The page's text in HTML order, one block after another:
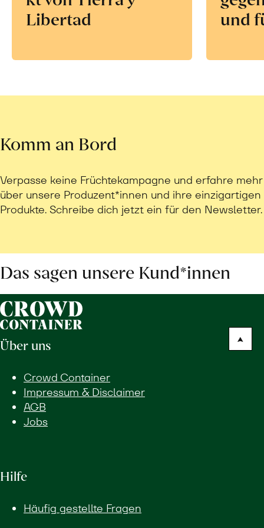
Libertad
und
Komm an Bord
Verpasse keine Früchtekampagne und erfahre mehr
über unsere Produzent*innen und ihre einzigartigen
Produkte. Schreibe dich jetzt ein für den Newsletter.
Das sagen unsere Kund*innen
Über uns
Crowd Container
Impressum & Disclaimer
AGB
Jobs
Hilfe
Häufig gestellte Fragen